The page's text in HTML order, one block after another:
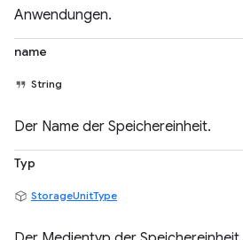
Anwendungen.
name
String
Der Name der Speichereinheit.
Typ
StorageUnitType